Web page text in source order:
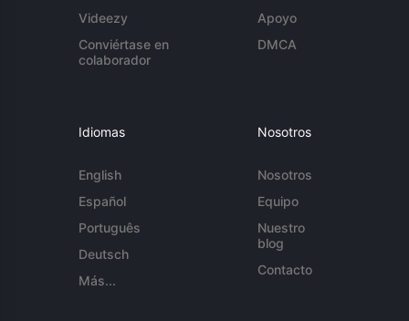
Videezy
Conviértase en
colaborador
Apoyo
DMCA
Idiomas
English
Español
Português
Deutsch
Más...
Nosotros
Nosotros
Equipo
Nuestro
blog
Contacto